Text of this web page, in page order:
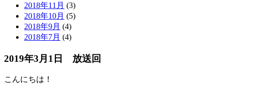
2018年11月 (3)
2018年10月 (5)
2018年9月 (4)
2018年7月 (4)
2019年3月1日 放送回
こんにちは！